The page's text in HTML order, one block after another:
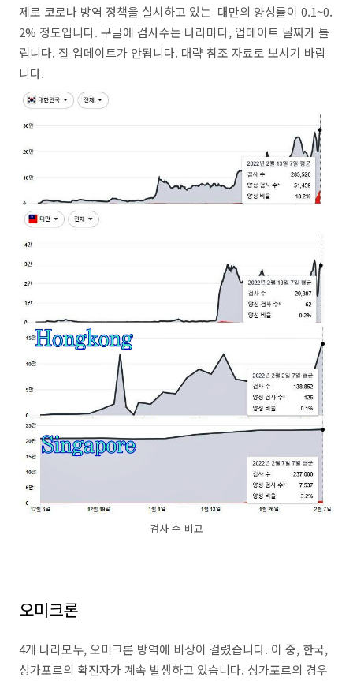
제로 코로나 방역 정책을 실시하고 있는 대만의 양성률이 0.1~0.
2% 정도입니다. 구글에 검사수는 나라마다, 업데이트 날짜가 틀
립니다. 잘 업데이트가 안됩니다. 대략 참조 자료로 보시기 바랍
니다.
검사 수 비교
오미크론
4개 나라모두, 오미크론 방역에 비상이 걸렸습니다. 이 중, 한국,
싱가포르의 확진자가 계속 발생하고 있습니다. 싱가포르의 경우